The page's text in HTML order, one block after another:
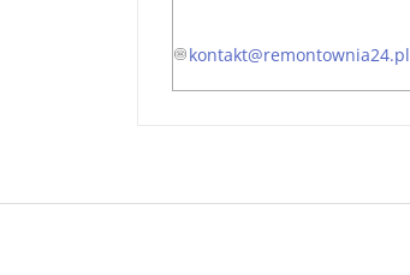
kontakt@remontownia24.pl